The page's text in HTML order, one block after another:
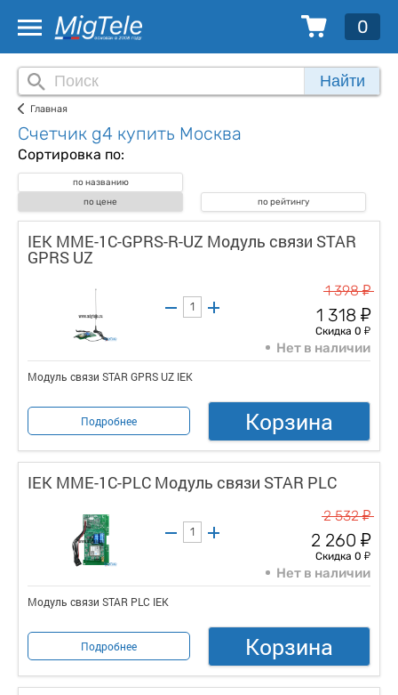
0
Найти
Главная
Счетчик g4 купить Москва
Сортировка по:
по названию
по цене
по рейтингу
IEK MME-1C-GPRS-R-UZ Модуль связи STAR
GPRS UZ
1 398у
1 318 у
Скидка 0 у
Нет в наличии
Модуль связи STAR GPRS UZ IEK
Подробнее Корзина
IEK MME-1C-PLC Модуль связи STAR PLC
2 532у
2 260 у
Скидка 0 у
Нет в наличии
Модуль связи STAR PLC IEK
Подробнее Корзина